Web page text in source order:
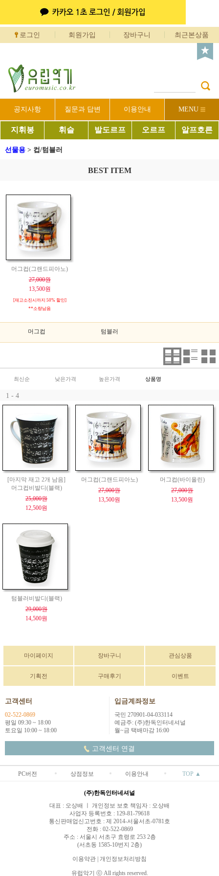
로그인 회원가입 장바구니 최근본상품
공지사항 질문과 답변 이용안내 MENU
지휘봉 휘슬 발도르프 오르프 알프호른
선물용 > 컵/텀블러
BEST ITEM
머그컵(그랜드피아노)
27,000원
13,500원
[재고소진시까지 50% 할인]
**소량남음
머그컵 텀블러
최신순 낮은가격 높은가격 상품명
1 - 4
[마지막 재고 2개 남음]
머그컵비발디(블랙)
25,000원
12,500원
머그컵(그랜드피아노)
27,000원
13,500원
머그컵(바이올린)
27,000원
13,500원
텀블러비발디(블랙)
29,000원
14,500원
마이페이지 장바구니 관심상품
기획전 구매후기 이벤트
고객센터
02-522-0869
평일 09:30 ~ 18:00
토요일 10:00 ~ 18:00
입금계좌정보
국민 270901-04-033114
예금주: (주)한독인터네셔널
월~금 택배마감 16:00
고객센터 연결
PC버전 상점정보 이용안내 TOP ▲
(주)한독인터네셔널
대표 : 오상배 ㅣ 개인정보 보호 책임자 : 오상배
사업자 등록번호 : 129-81-79618
통신판매업신고번호 : 제 2014-서울서초-0781호
전화 : 02-522-0869
주소 : 서울시 서초구 효령로 253 2층
(서초동 1585-10번지 2층)
이용약관 | 개인정보처리방침
유럽악기 ⓒ All rights reserved.